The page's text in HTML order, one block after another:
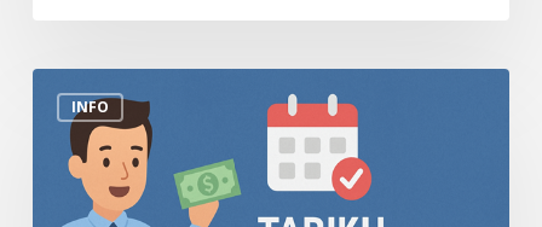
INFO
Bayaran
2025
Penjawat